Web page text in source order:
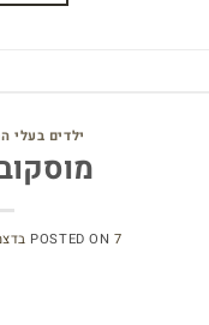
ילדים בעלי
POSTED ON 7 בדצמבר 2019